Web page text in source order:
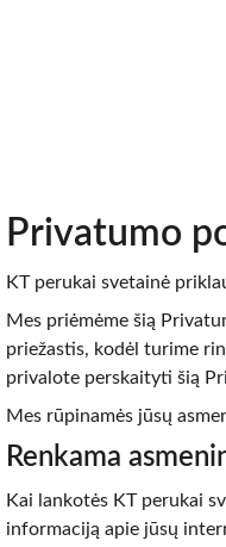
Privatumo
KT perukai svetainė
Mes priėmėme šią
priežastis, kodėl turime
privalote perskaityti šią
Mes rūpinamės jūsų
Renkama
Kai lankotės KT perukai
informaciją apie jūsų